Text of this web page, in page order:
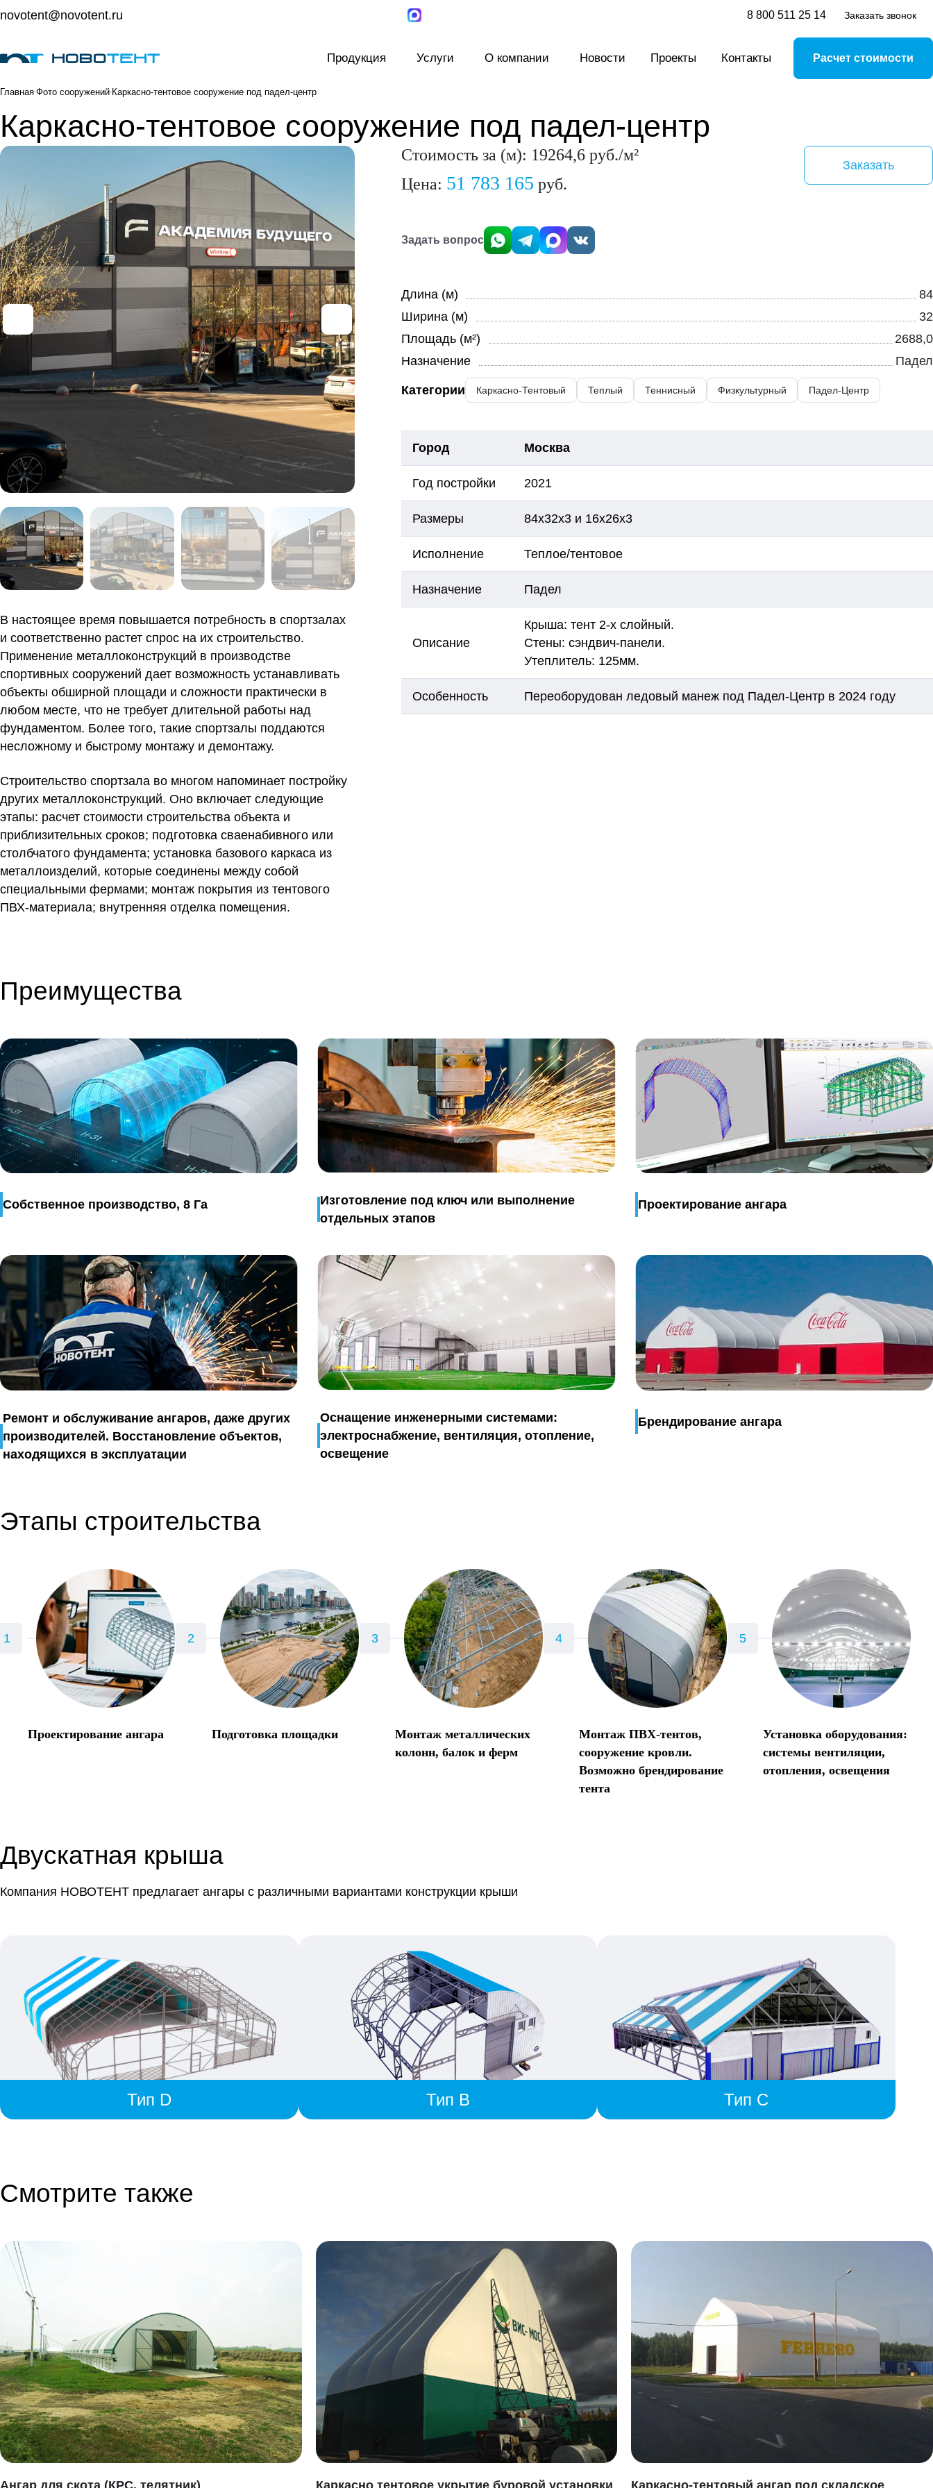
novotent@novotent.ru 8 800 511 25 14 Заказать звонок
Продукция Услуги О компании Новости Проекты Контакты Расчет стоимости
Главная Фото сооружений Каркасно-тентовое сооружение под падел-центр
Каркасно-тентовое сооружение под падел-центр
В настоящее время повышается потребность в спортзалах
и соответственно растет спрос на их строительство.
Применение металлоконструкций в производстве
спортивных сооружений дает возможность устанавливать
объекты обширной площади и сложности практически в
любом месте, что не требует длительной работы над
фундаментом. Более того, такие спортзалы поддаются
несложному и быстрому монтажу и демонтажу.
Строительство спортзала во многом напоминает постройку
других металлоконструкций. Оно включает следующие
этапы: расчет стоимости строительства объекта и
приблизительных сроков; подготовка сваенабивного или
столбчатого фундамента; установка базового каркаса из
металлоизделий, которые соединены между собой
специальными фермами; монтаж покрытия из тентового
ПВХ-материала; внутренняя отделка помещения.
Стоимость за (м): 19264,6 руб./м²
Цена: 51 783 165 руб.
Заказать
Задать вопрос
Длина (м)
84
Ширина (м)
32
Площадь (м²)
2688,0
Назначение
Падел
Категории Каркасно-Тентовый Теплый Теннисный Физкультурный Падел-Центр
Город Москва
Год постройки 2021
Размеры 84х32х3 и 16х26х3
Исполнение Теплое/тентовое
Назначение Падел
Описание
Крыша: тент 2-х слойный.
Стены: сэндвич-панели.
Утеплитель: 125мм.
Особенность Переоборудован ледовый манеж под Падел-Центр в 2024 году
Преимущества
Собственное производство, 8 Га
Изготовление под ключ или выполнение
отдельных этапов
Проектирование ангара
Ремонт и обслуживание ангаров, даже других
производителей. Восстановление объектов,
находящихся в эксплуатации
Оснащение инженерными системами:
электроснабжение, вентиляция, отопление,
освещение
Брендирование ангара
Этапы строительства
Проектирование ангара Подготовка площадки
Монтаж металлических
колонн, балок и ферм
Монтаж ПВХ-тентов,
сооружение кровли.
Возможно брендирование
тента
Установка оборудования:
системы вентиляции,
отопления, освещения
Двускатная крыша
Компания НОВОТЕНТ предлагает ангары с различными вариантами конструкции крыши
Тип D Тип B Тип C
Смотрите также
Ангар для скота (КРС, телятник) Каркасно тентовое укрытие буровой установки Каркасно-тентовый ангар под складское